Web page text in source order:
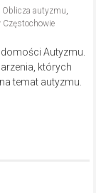
Oblicza autyzmu
Częstochowie
Autyzmu.
których
temat autyzmu.